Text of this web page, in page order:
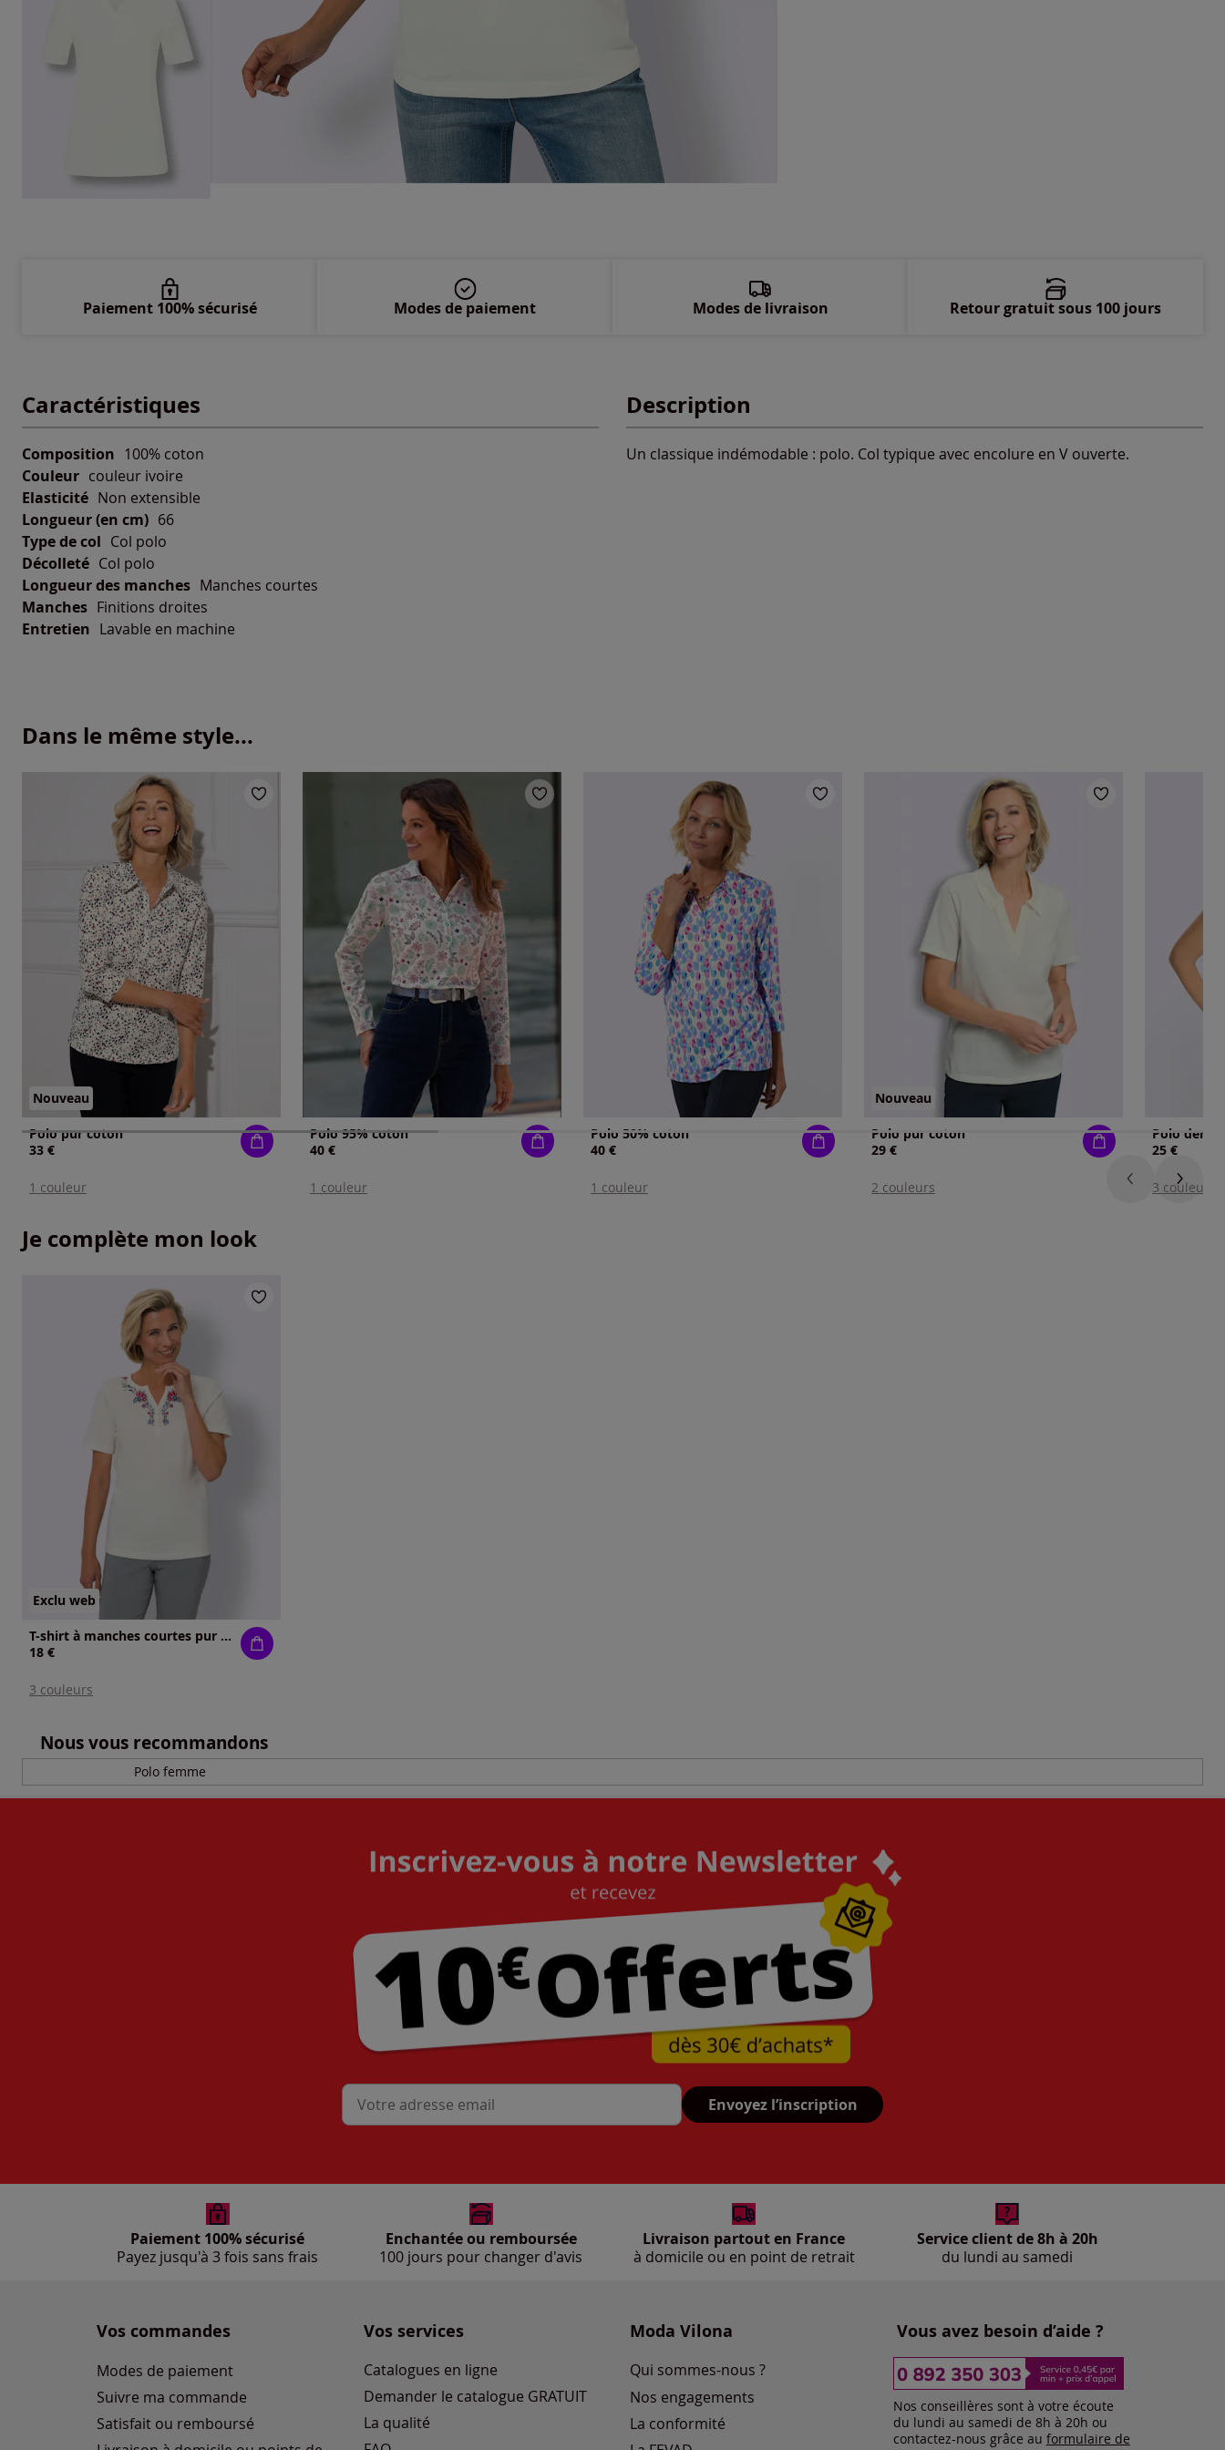
Caractéristiques
Composition 100% coton
Couleur couleur ivoire
Elasticité Non extensible
Longueur (en cm) 66
Type de col Col polo
Décolleté Col polo
Longueur des manches Manches courtes
Manches Finitions droites
Entretien Lavable en machine
Description
Un classique indémodable : polo. Col typique avec encolure en V ouverte.
Paiement 100% sécurisé Modes de paiement Modes de livraison Retour gratuit sous 100 jours
Dans le même style...
Nouveau
Polo pur coton
33 €
1 couleur
Polo 95% coton
40 €
1 couleur
Polo 50% coton
40 €
1 couleur
Nouveau
Polo pur coton
29 €
2 couleurs
Polo
25 €
3 couleurs
Je complète mon look
Exclu web
T-shirt à manches courtes pur coton
18 €
3 couleurs
Nous vous recommandons
Polo femme
Mon adresse mail Envoyez l’inscription
Paiement 100% sécurisé
Payez jusqu'à 3 fois sans frais
Enchantée ou remboursée
100 jours pour changer d'avis
Livraison partout en France
à domicile ou en point de retrait
Service client de 8h à 20h
du lundi au samedi
Vos commandes
Modes de paiement
Suivre ma commande
Satisfait ou remboursé
Vos services
Catalogues en ligne
Demander le catalogue GRATUIT
La qualité
Moda Vilona
Qui sommes-nous ?
Nos engagements
La conformité
Vous avez besoin d’aide ?
Nos conseillères sont à votre écoute
du lundi au samedi de 8h à 20h ou
contactez-nous grâce au formulaire de